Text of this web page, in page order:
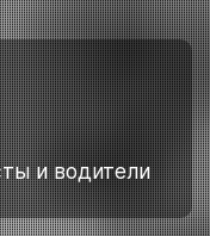
и водители